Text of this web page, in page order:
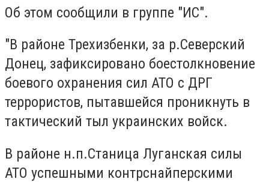
Об этом сообщили в группе "ИС".
"В районе Трехизбенки, за р.Северский
Донец, зафиксировано боестолкновение
боевого охранения сил АТО с ДРГ
террористов, пытавшейся проникнуть в
тактический тыл украинских войск.
В районе н.п.Станица Луганская силы
АТО успешными контрснайперскими